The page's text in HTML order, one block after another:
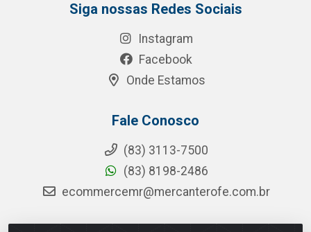
Siga nossas Redes Sociais
Instagram
Facebook
Onde Estamos
Fale Conosco
(83) 3113-7500
(83) 8198-2486
ecommercemr@mercanterofe.com.br